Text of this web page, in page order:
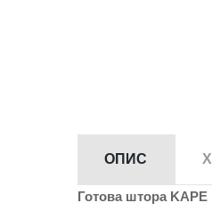
ОПИС
Готова штора KAPE